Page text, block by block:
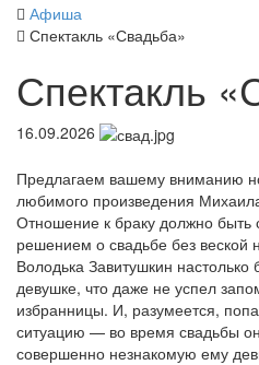
Афиша
Спектакль «Свадьба»
Спектакль
16.09.2026
Предлагаем вашему вниманию
любимого произведения
Отношение к браку должно быть
решением о свадьбе без веской
Володька Завитушкин
девушке, что даже не успел
избранницы. И, разумеется,
ситуацию — во время свадьбы
совершенно незнакомую ему